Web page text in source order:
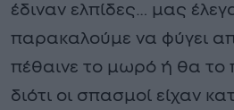
έδιναν ελπίδες… μας
παρακαλούμε να φύγει
πέθαινε το μωρό ή θα το
διότι οι σπασμοί είχαν